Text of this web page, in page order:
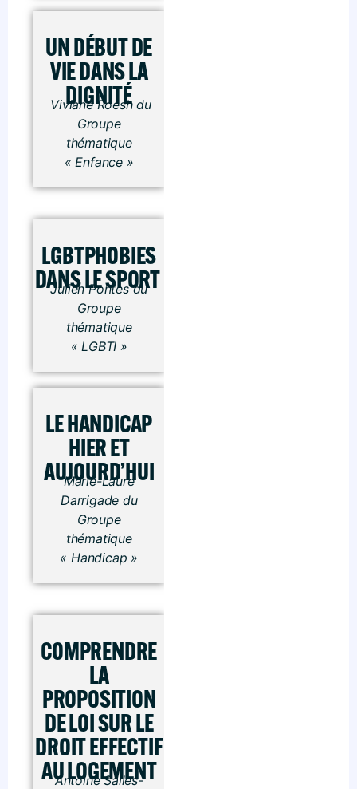
UN DÉBUT DE
VIE DANS LA
DIGNITÉ
Viviane Roesh du
Groupe
thématique
« Enfance »
LGBTPHOBIES
DANS LE SPORT
Julien Pontes du
Groupe
thématique
« LGBTI »
LE HANDICAP
HIER ET
AUJOURD’HUI
Marie-Laure
Darrigade du
Groupe
thématique
« Handicap »
COMPRENDRE
LA
PROPOSITION
DE LOI SUR LE
DROIT EFFECTIF
AU LOGEMENT
Antoine Salles-